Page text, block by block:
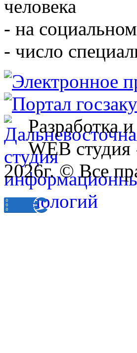
человека
- на
- число
Разработка
WEB
2026г. © Все